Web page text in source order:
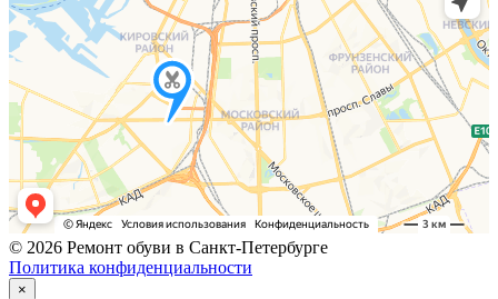
© 2026 Ремонт обуви в Санкт-Петербурге
Политика конфиденциальности
×